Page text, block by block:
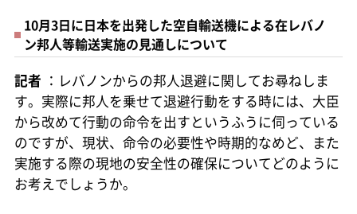
10月3日に日本を出発した空自輸送機による在レバノ
ン邦人等輸送実施の見通しについて
記者 ：レバノンからの邦人退避に関してお尋ねしま
す。実際に邦人を乗せて退避行動をする時には、大臣
から改めて行動の命令を出すというふうに伺っている
のですが、現状、命令の必要性や時期的なめど、また
実施する際の現地の安全性の確保についてどのように
お考えでしょうか。